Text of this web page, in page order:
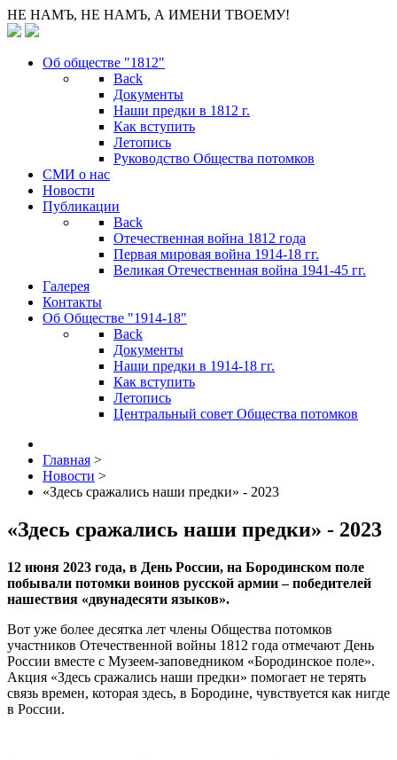
НЕ НАМЪ, НЕ НАМЪ, А ИМЕНИ ТВОЕМУ!
Об обществе "1812"
Back
Документы
Наши предки в 1812 г.
Как вступить
Летопись
Руководство Общества потомков
СМИ о нас
Новости
Публикации
Back
Отечественная война 1812 года
Первая мировая война 1914-18 гг.
Великая Отечественная война 1941-45 гг.
Галерея
Контакты
Об Обществе "1914-18"
Back
Документы
Наши предки в 1914-18 гг.
Как вступить
Летопись
Центральный совет Общества потомков
Главная >
Новости >
«Здесь сражались наши предки» - 2023
«Здесь сражались наши предки» - 2023
12 июня 2023 года, в День России, на Бородинском поле
побывали потомки воинов русской армии – победителей
нашествия «двунадесяти языков».
Вот уже более десятка лет члены Общества потомков
участников Отечественной войны 1812 года отмечают День
России вместе с Музеем-заповедником «Бородинское поле».
Акция «Здесь сражались наши предки» помогает не терять
связь времен, которая здесь, в Бородине, чувствуется как нигде
в России.